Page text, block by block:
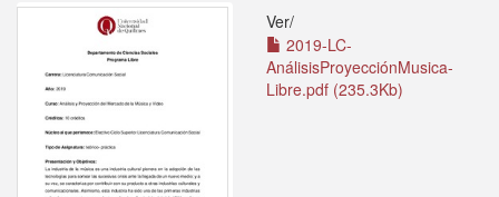
Ver/
2019-LC-
AnálisisProyecciónMusica-
Libre.pdf (235.3Kb)